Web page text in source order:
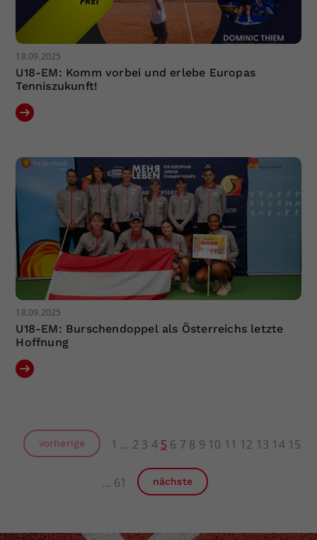
18.09.2025
U18-EM: Komm vorbei und erlebe Europas
Tenniszukunft!
18.09.2025
U18-EM: Burschendoppel als Österreichs letzte
Hoffnung
vorherige 1 2 3 4 5 6 7 8 9 10 11 12 13 14 15
61 nächste